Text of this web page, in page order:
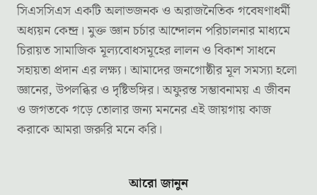
সিএসসিএস একটি অলাভজনক ও অরাজনৈতিক গবেষণাধর্মী
অধ্যয়ন কেন্দ্র। মুক্ত জ্ঞান চর্চার আন্দোলন পরিচালনার মাধ্যমে
চিরায়ত সামাজিক মূল্যবোধসমূহের লালন ও বিকাশ সাধনে
সহায়তা প্রদান এর লক্ষ্য। আমাদের জনগোষ্ঠীর মূল সমস্যা হলো
জ্ঞানের, উপলব্ধির ও দৃষ্টিভঙ্গির। অফুরন্ত সম্ভাবনাময় এ জীবন
ও জগতকে গড়ে তোলার জন্য মননের এই জায়গায় কাজ
করাকে আমরা জরুরি মনে করি।
আরো জানুন